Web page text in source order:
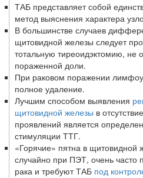
ТАБ представляет собой
метод выяснения характера
В большинстве случаев
щитовидной железы следует
тотальную тиреоидэктомию, не
поражен­ной доли.
При раковом поражении
полное удаление.
Лучшим способом выявления
щитовидной железы в
проявлений является
стимуляции ТТГ.
«Горячие» пятна в щитовидной
случайно при ПЭТ, очень часто
рака и требуют ТАБ под